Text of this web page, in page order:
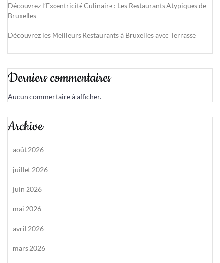
Découvrez l’Excentricité Culinaire : Les Restaurants Atypiques de
Bruxelles
Découvrez les Meilleurs Restaurants à Bruxelles avec Terrasse
Derniers commentaires
Aucun commentaire à afficher.
Archive
août 2026
juillet 2026
juin 2026
mai 2026
avril 2026
mars 2026